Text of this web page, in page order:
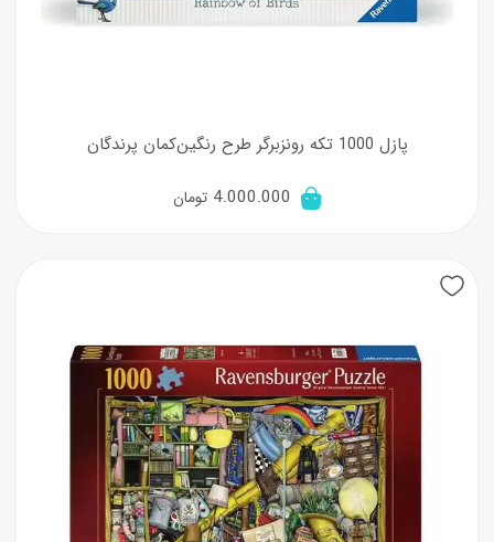
پازل 1000 تکه رونزبرگر طرح رنگین‌کمان پرندگان
4.000.000 تومان